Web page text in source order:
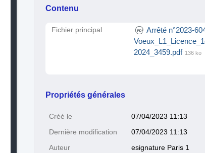
Contenu
Fichier principal
Arrêté n°2023-
2024_3459.pdf 136 ko
Propriétés générales
Créé le 07/04/2023 11:13
Dernière modification 07/04/2023 11:13
Auteur esignature Paris 1